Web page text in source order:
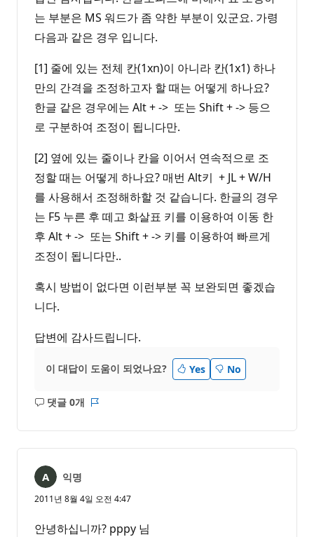
는 부분은 MS 워드가 좀 약한 부분이 있군요. 가령
다음과 같은 경우 입니다.
[1] 줄에 있는 전체 칸(1xn)이 아니라 칸(1x1) 하나
만의 간격을 조정하고자 할 때는 어떻게 하나요?
한글 같은 경우에는 Alt + -> 또는 Shift + -> 등으
로 구분하여 조정이 됩니다만.
[2] 옆에 있는 줄이나 칸을 이어서 연속적으로 조
정할 때는 어떻게 하나요? 매번 Alt키 + JL + W/H
를 사용해서 조정해하할 것 같습니다. 한글의 경우
는 F5 누른 후 떼고 화살표 키를 이용하여 이동 한
후 Alt + -> 또는 Shift + -> 키를 이용하여 빠르게
조정이 됩니다만..
혹시 방법이 없다면 이런부분 꼭 보완되면 좋겠습
니다.
답변에 감사드립니다.
이 대답이 도움이 되었나요? Yes No
댓글 0개
설
음
익명
2011년 8월 4일 오전 4:47
안녕하십니까? pppy 님